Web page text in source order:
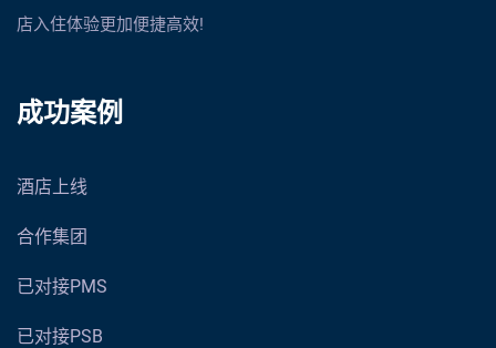
店入住体验更加便捷高效!
成功案例
酒店上线
合作集团
已对接PMS
已对接PSB